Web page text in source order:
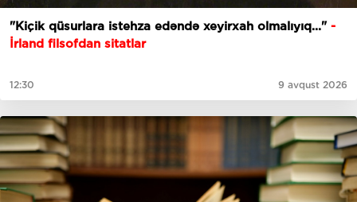
"Kiçik qüsurlara istehza edəndə xeyirxah olmalıyıq..."-
İrland filsofdan sitatlar
12:30 9 avqust 2026